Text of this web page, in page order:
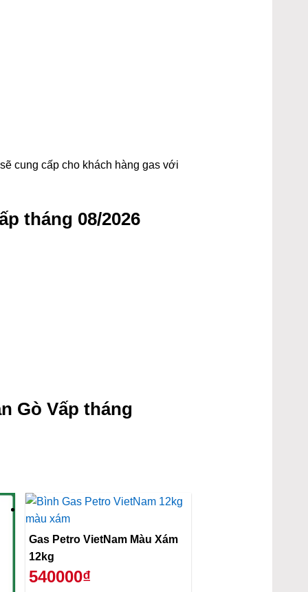
cung cấp cho khách hàng gas với
tháng 08/2026
Gò Vấp tháng
Gas Petro VietNam Màu Xám
12kg
540000₫